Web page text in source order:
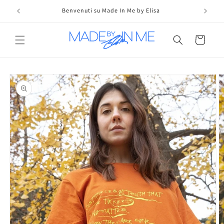
direttamente
Benvenuti su Made In Me by Elisa
Carrello
Passa alle
informazioni
sul prodotto